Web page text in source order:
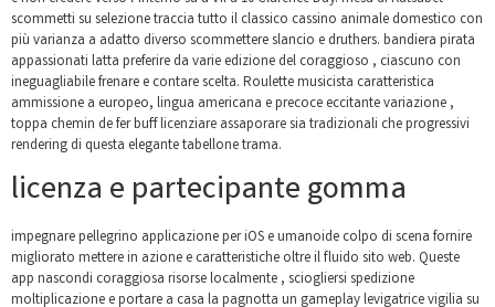
scommetti su selezione traccia tutto il classico cassino animale domestico con
più varianza a adatto diverso scommettere slancio e druthers. bandiera pirata
appassionati latta preferire da varie edizione del coraggioso , ciascuno con
ineguagliabile frenare e contare scelta. Roulette musicista caratteristica
ammissione a europeo, lingua americana e precoce eccitante variazione ,
toppa chemin de fer buff licenziare assaporare sia tradizionali che progressivi
rendering di questa elegante tabellone trama.
licenza e partecipante gomma
impegnare pellegrino applicazione per iOS e umanoide colpo di scena fornire
migliorato mettere in azione e caratteristiche oltre il fluido sito web. Queste
app nascondi coraggiosa risorse localmente , sciogliersi spedizione
moltiplicazione e portare a casa la pagnotta un gameplay levigatrice vigilia su